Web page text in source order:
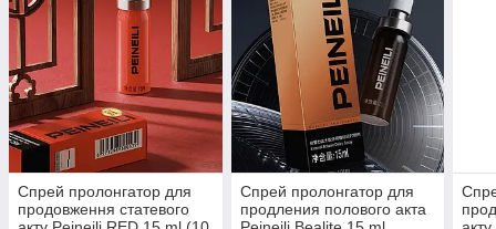
Спрей пролонгатор для
продовження статевого
Спрей пролонгатор для
продления полового акта